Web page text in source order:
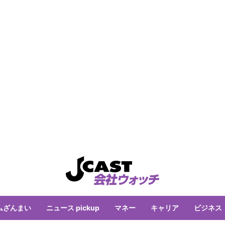
ざんまい ニュース pickup マネー キャリア ビジネス